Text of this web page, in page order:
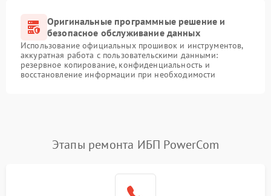
Оригинальные программные решение и
безопасное обслуживание данных
Использование официальных прошивок и инструментов,
аккуратная работа с пользовательскими данными:
резервное копирование, конфиденциальность и
восстановление информации при необходимости
Этапы ремонта ИБП PowerCom